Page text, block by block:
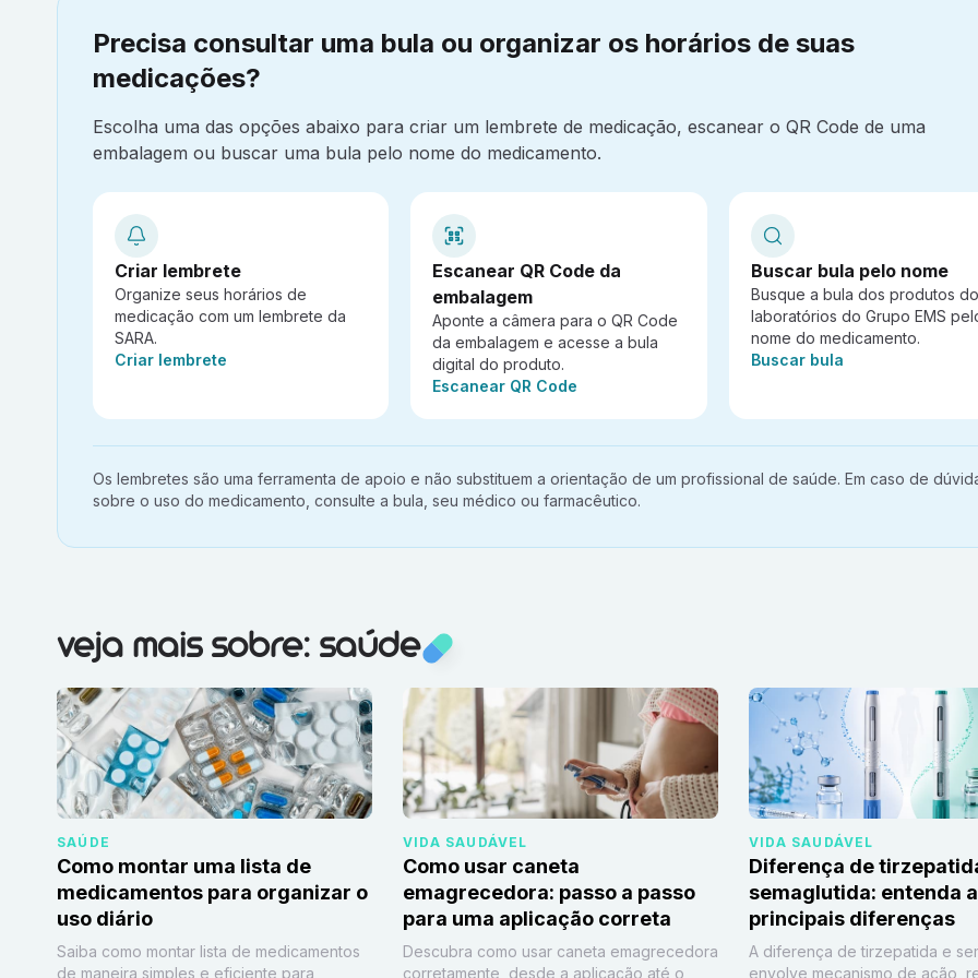
Precisa consultar uma bula ou organizar os horários de suas
medicações?
Escolha uma das opções abaixo para criar um lembrete de medicação, escanear o QR Code de uma
embalagem ou buscar uma bula pelo nome do medicamento.
Criar lembrete
Organize seus horários de
medicação com um lembrete da
SARA.
Ação:
Criar lembrete
Escanear QR Code da
embalagem
Aponte a câmera para o QR Code
da embalagem e acesse a bula
digital do produto.
Ação:
Escanear QR Code
Buscar bula pelo nome
Busque a bula dos produtos
laboratórios do Grupo EMS
nome do medicamento.
Ação:
Buscar bula
Aviso importante:
Os lembretes são uma ferramenta de apoio e não substituem a orientação de um profissional de saúde. Em caso de
sobre o uso do medicamento, consulte a bula, seu médico ou farmacêutico.
Veja mais sobre:Saúde
veja mais sobre: saúde
SAÚDE
Como montar uma lista de
medicamentos para organizar o
uso diário
Saiba como montar lista de medicamentos
de maneira simples e eficiente para
VIDA SAUDÁVEL
Como usar caneta
emagrecedora: passo a passo
para uma aplicação correta
Descubra como usar caneta emagrecedora
corretamente, desde a aplicação até o
VIDA SAUDÁVEL
Diferença de
semaglutida: entenda
principais diferenças
A diferença de tirzepatida e
envolve mecanismo de ação,